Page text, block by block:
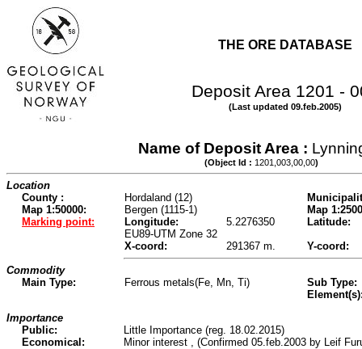
THE ORE DATABASE
Deposit Area 1201 -
(Last updated 09.feb.2005)
Name of Deposit Area :
(Object Id : 1201,003,00,00)
Location
County :
Hordaland (12)
Map 1:50000:
Bergen (1115-1)
Map
Marking point:
Longitude: 5.2276350
Latitude:
EU89-UTM Zone 32
X-coord:
291367 m.
Y-coord:
Commodity
Main Type:
Ferrous metals(Fe, Mn, Ti)
Sub Type:
Importance
Public:
Little Importance (reg. 18.02.2015)
Economical:
Minor interest , (Confirmed 05.feb.2003 by Leif